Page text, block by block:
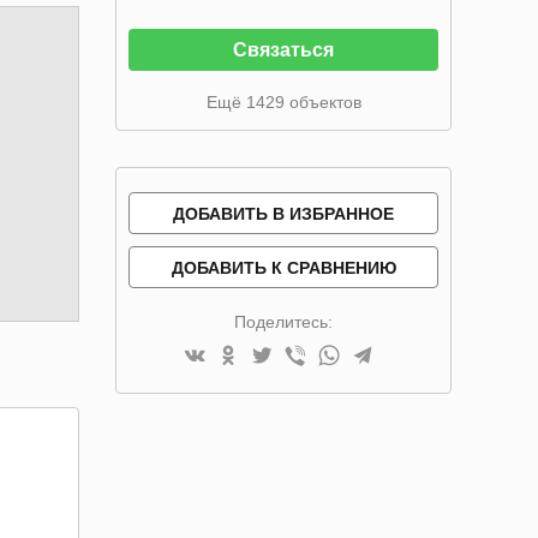
Связаться
Ещё 1429 объектов
ДОБАВИТЬ В ИЗБРАННОЕ
ДОБАВИТЬ К СРАВНЕНИЮ
Поделитесь: